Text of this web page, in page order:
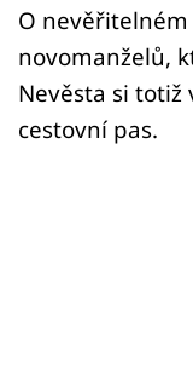
Sledujte nás
O
novomanželů,
Nevěsta si totiž
cestovní pas.